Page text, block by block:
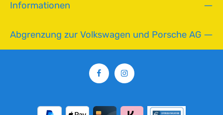
Informationen
Abgrenzung zur Volkswagen und Porsche AG